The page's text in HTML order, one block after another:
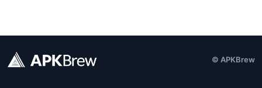
© APKBrew